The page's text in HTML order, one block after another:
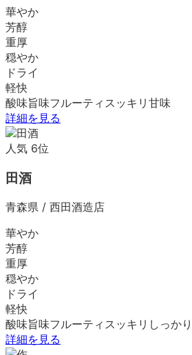
華やか
芳醇
重厚
穏やか
ドライ
軽快
酸味旨味フルーティ スッキリ 甘味
詳細を見る
人気 6位
田酒
青森県 / 西田酒造店
華やか
芳醇
重厚
穏やか
ドライ
軽快
酸味旨味フルーティ スッキリ しっかり
詳細を見る